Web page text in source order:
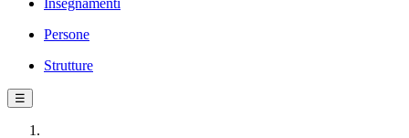
Insegnamenti
Persone
Strutture
☰